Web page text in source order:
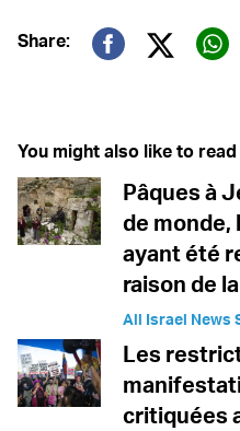
Share:
You might also like to
Pâques à
de monde,
ayant été
raison de
All Israel News
Les
critiquées